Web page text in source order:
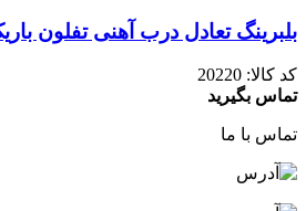
بلبرینگ تعادل درب آهنی تفلون باریک قطر 52
کد کالا: 20220
تماس بگیرید
تماس با ما